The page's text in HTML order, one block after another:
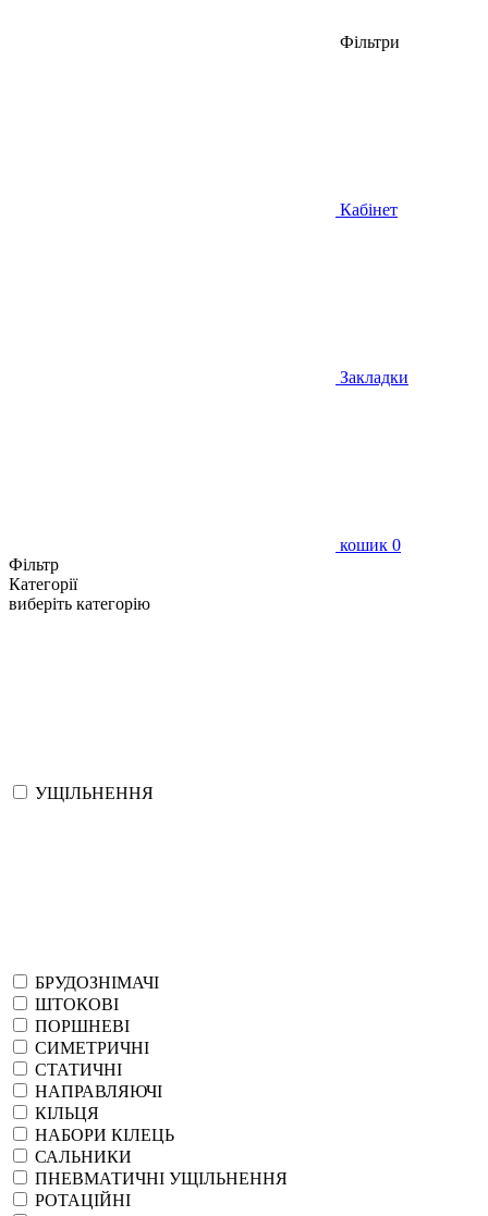
Фільтри
Кабінет
Закладки
кошик 0
Фільтр
Категорії
виберіть категорію
УЩІЛЬНЕННЯ
БРУДОЗНІМАЧІ
ШТОКОВІ
ПОРШНЕВІ
СИМЕТРИЧНІ
СТАТИЧНІ
НАПРАВЛЯЮЧІ
КІЛЬЦЯ
НАБОРИ КІЛЕЦЬ
САЛЬНИКИ
ПНЕВМАТИЧНІ УЩІЛЬНЕННЯ
РОТАЦІЙНІ